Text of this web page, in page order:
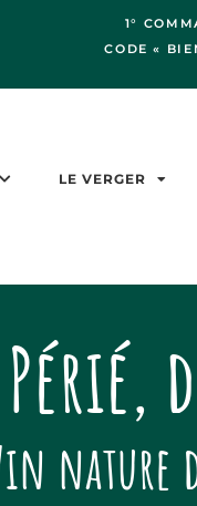
1°
CODE «
LE VERGER
nature